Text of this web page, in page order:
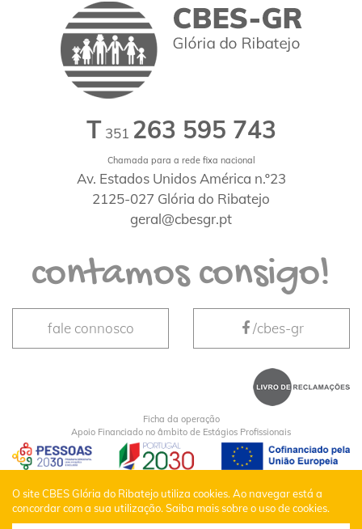
T 351 263 595 743
Chamada para a rede fixa nacional
Av. Estados Unidos América n.º23
2125-027 Glória do Ribatejo
geral@cbesgr.pt
contamos consigo!
fale connosco /cbes-gr
Ficha da operação
Apoio Financiado no âmbito de Estágios Profissionais
CBES Glória do Ribatejo © Todos os Direitos
Reservados |Política de Privacidade
O site CBES Glória do Ribatejo utiliza cookies. Ao navegar está a
concordar com a sua utilização. Saiba mais sobre o uso de cookies.